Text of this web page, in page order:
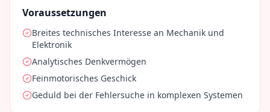
Voraussetzungen
Breites technisches Interesse an Mechanik und
Elektronik
Analytisches Denkvermögen
Feinmotorisches Geschick
Geduld bei der Fehlersuche in komplexen Systemen